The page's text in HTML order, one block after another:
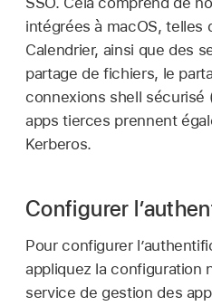
intégrées à macOS, telles
Calendrier, ainsi que des
partage de fichiers, le
connexions shell sécurisé
apps tierces prennent
Kerberos.
Configurer
Pour configurer
appliquez la configuration
service de gestion des